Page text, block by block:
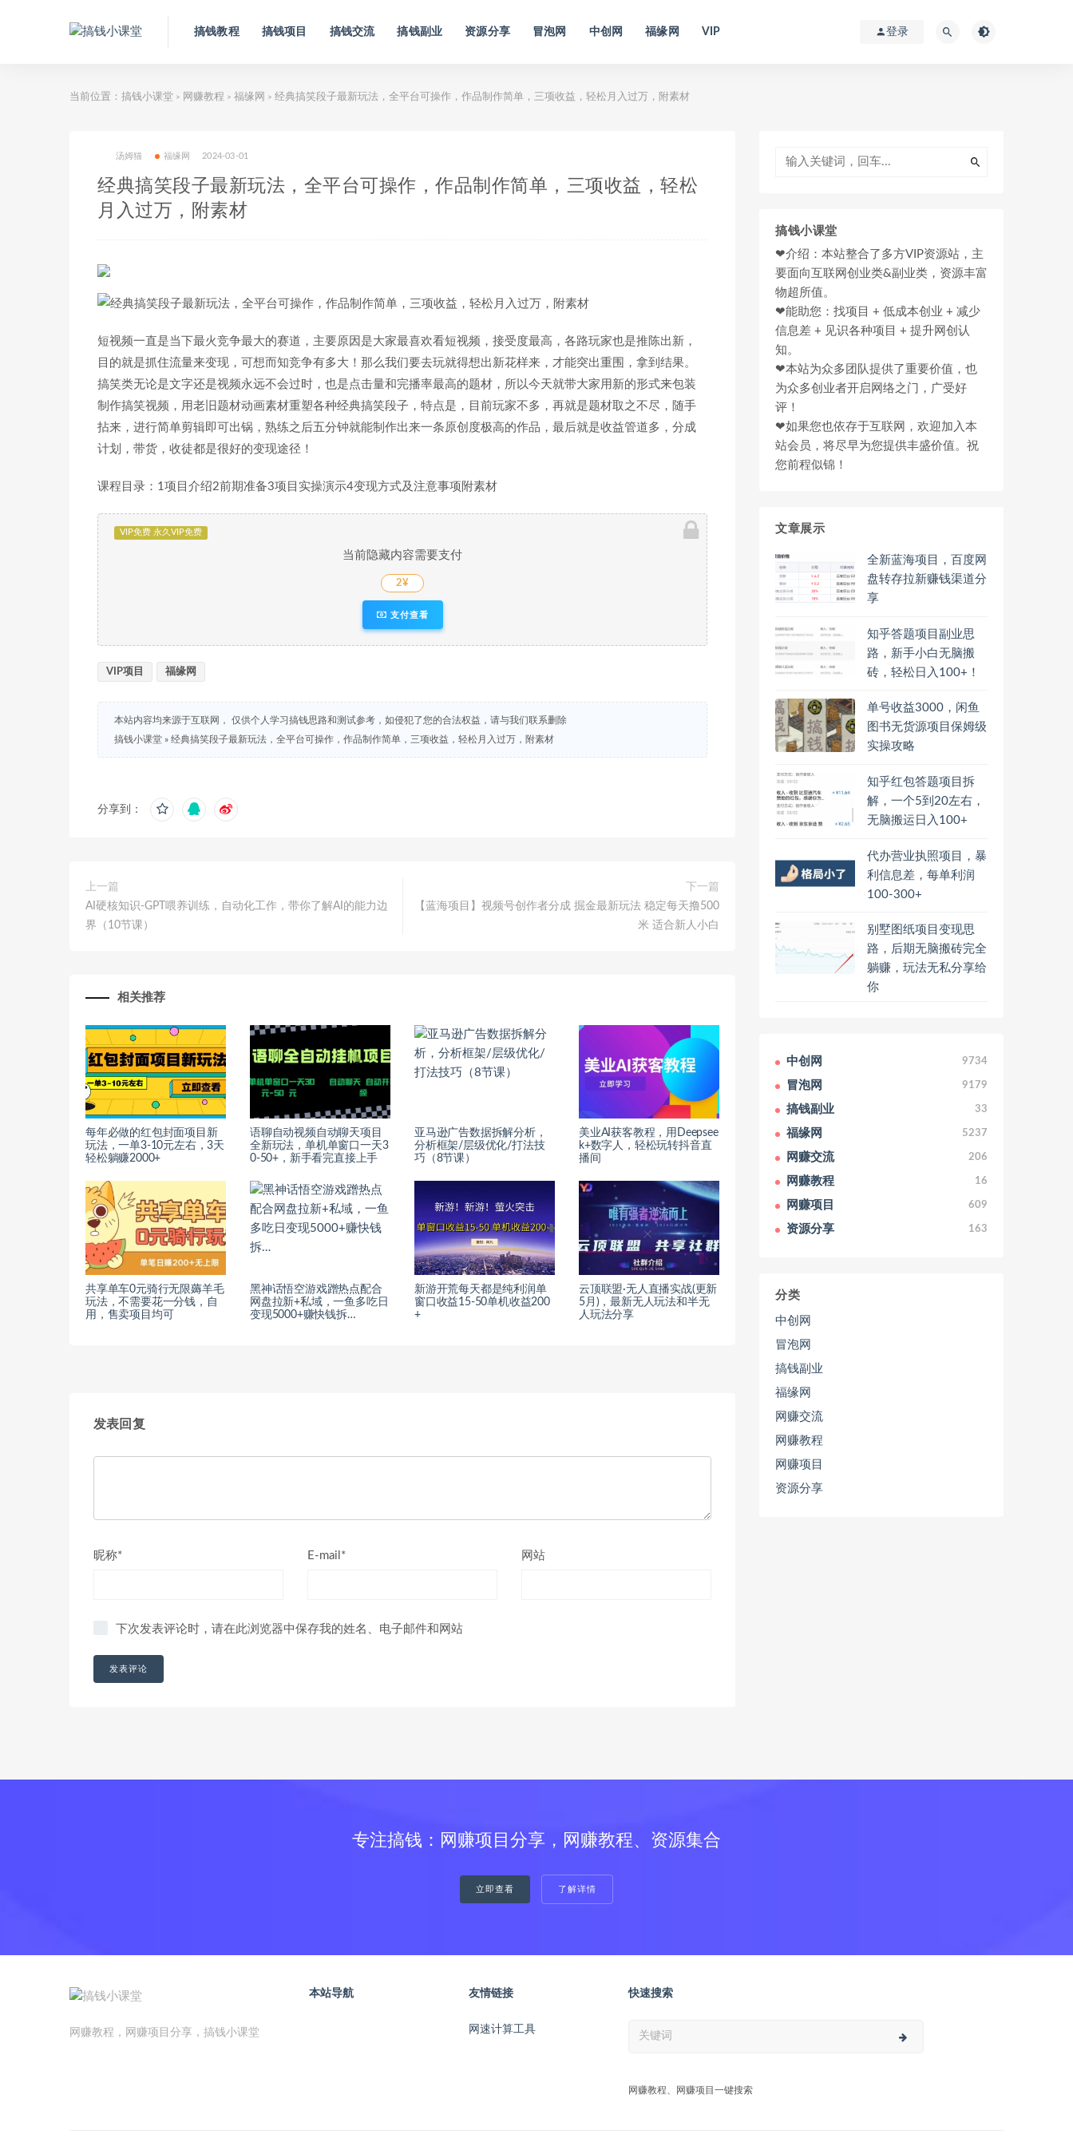
搞钱教程 搞钱项目 搞钱交流 搞钱副业 资源分享 冒泡网 中创网 福缘网 VIP 登录
当前位置： 搞钱小课堂 > 网赚教程 > 福缘网 > 经典搞笑段子最新玩法，全平台可操作，作品制作简单，三项收益，轻松月入过万，附素材
汤姆猫 福缘网 2024-03-01
经典搞笑段子最新玩法，全平台可操作，作品制作简单，三项收益，轻松
月入过万，附素材
短视频一直是当下最火竞争最大的赛道，主要原因是大家最喜欢看短视频，接受度最高，各路玩家也是推陈出新，
目的就是抓住流量来变现，可想而知竞争有多大！那么我们要去玩就得想出新花样来，才能突出重围，拿到结果。
搞笑类无论是文字还是视频永远不会过时，也是点击量和完播率最高的题材，所以今天就带大家用新的形式来包装
制作搞笑视频，用老旧题材动画素材重塑各种经典搞笑段子，特点是，目前玩家不多，再就是题材取之不尽，随手
拈来，进行简单剪辑即可出锅，熟练之后五分钟就能制作出来一条原创度极高的作品，最后就是收益管道多，分成
计划，带货，收徒都是很好的变现途径！
课程目录：1项目介绍2前期准备3项目实操演示4变现方式及注意事项附素材
VIP免费 永久VIP免费
当前隐藏内容需要支付
2¥
支付查看
VIP项目 福缘网
本站内容均来源于互联网， 仅供个人学习搞钱思路和测试参考，如侵犯了您的合法权益，请与我们联系删除
搞钱小课堂 » 经典搞笑段子最新玩法，全平台可操作，作品制作简单，三项收益，轻松月入过万，附素材
分享到：
上一篇
AI硬核知识-GPT喂养训练，自动化工作，带你了解AI的能力边
界（10节课）
下一篇
【蓝海项目】视频号创作者分成 掘金最新玩法 稳定每天撸500
米 适合新人小白
相关推荐
每年必做的红包封面项目新
玩法，一单3-10元左右，3天
轻松躺赚2000+
语聊自动视频自动聊天项目
全新玩法，单机单窗口一天3
0-50+，新手看完直接上手
亚马逊广告数据拆解分析，
分析框架/层级优化/打法技
巧（8节课）
美业AI获客教程，用Deepsee
k+数字人，轻松玩转抖音直
播间
共享单车0元骑行无限薅羊毛
玩法，不需要花一分钱，自
用，售卖项目均可
黑神话悟空游戏蹭热点配合
网盘拉新+私域，一鱼多吃日
变现5000+赚快钱拆…
新游开荒每天都是纯利润单
窗口收益15-50单机收益200
+
云顶联盟·无人直播实战(更新
5月)，最新无人玩法和半无
人玩法分享
发表回复
昵称* E-mail* 网站
下次发表评论时，请在此浏览器中保存我的姓名、电子邮件和网站
搞钱小课堂
❤介绍：本站整合了多方VIP资源站，主
要面向互联网创业类&副业类，资源丰富
物超所值。
❤能助您：找项目 + 低成本创业 + 减少
信息差 + 见识各种项目 + 提升网创认
知。
❤本站为众多团队提供了重要价值，也
为众多创业者开启网络之门，广受好
评！
❤如果您也依存于互联网，欢迎加入本
站会员，将尽早为您提供丰盛价值。祝
您前程似锦！
文章展示
全新蓝海项目，百度网
盘转存拉新赚钱渠道分
享
知乎答题项目副业思
路，新手小白无脑搬
砖，轻松日入100+！
单号收益3000，闲鱼
图书无货源项目保姆级
实操攻略
知乎红包答题项目拆
解，一个5到20左右，
无脑搬运日入100+
代办营业执照项目，暴
利信息差，每单利润
100-300+
别墅图纸项目变现思
路，后期无脑搬砖完全
躺赚，玩法无私分享给
你
中创网 9734
冒泡网 9179
搞钱副业 33
福缘网 5237
网赚交流 206
网赚教程 16
网赚项目 609
资源分享 163
分类
中创网
冒泡网
搞钱副业
福缘网
网赚交流
网赚教程
网赚项目
资源分享
专注搞钱：网赚项目分享，网赚教程、资源集合
立即查看 了解详情
网赚教程，网赚项目分享，搞钱小课堂
本站导航 友情链接
网速计算工具
快速搜索
网赚教程、网赚项目一键搜索